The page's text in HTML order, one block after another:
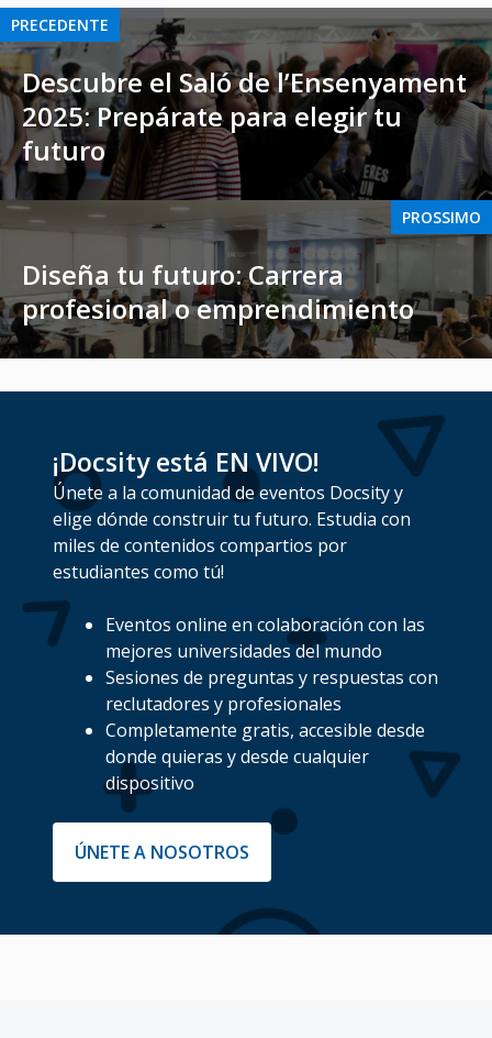
PRECEDENTE
Descubre el Saló de l’Ensenyament
2025: Prepárate para elegir tu
futuro
PROSSIMO
Diseña tu futuro: Carrera
profesional o emprendimiento
¡Docsity está EN VIVO!
Únete a la comunidad de eventos Docsity y
elige dónde construir tu futuro. Estudia con
miles de contenidos compartios por
estudiantes como tú!
Eventos online en colaboración con las
mejores universidades del mundo
Sesiones de preguntas y respuestas con
reclutadores y profesionales
Completamente gratis, accesible desde
donde quieras y desde cualquier
dispositivo
ÚNETE A NOSOTROS